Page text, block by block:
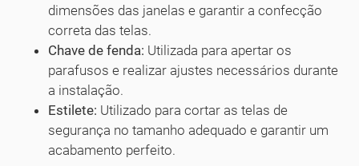
dimensões das janelas e garantir a confecção
correta das telas.
Chave de fenda: Utilizada para apertar os
parafusos e realizar ajustes necessários durante
a instalação.
Estilete: Utilizado para cortar as telas de
segurança no tamanho adequado e garantir um
acabamento perfeito.